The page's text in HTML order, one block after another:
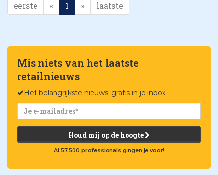
eerste « 1 » laatste
Mis niets van het laatste
retailnieuws
Het belangrijkste nieuws, gratis in je inbox
Houd mij op de hoogte
Al 57.500 professionals gingen je voor!